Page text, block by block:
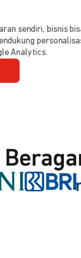
sendiri, bisnis
Analytics.